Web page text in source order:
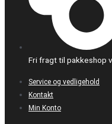
Fri fragt til pakkeshop
Service og vedligehold
Kontakt
Min Konto